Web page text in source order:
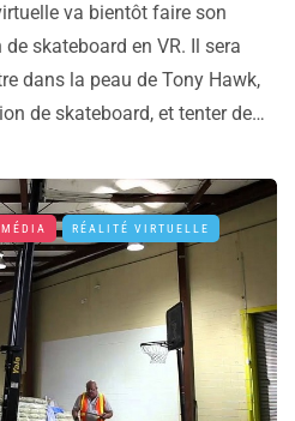
va bientôt faire son
skateboard en VR. Il sera
dans la peau de Tony Hawk,
de skateboard, et tenter de…
RÉALITÉ VIRTUELLE